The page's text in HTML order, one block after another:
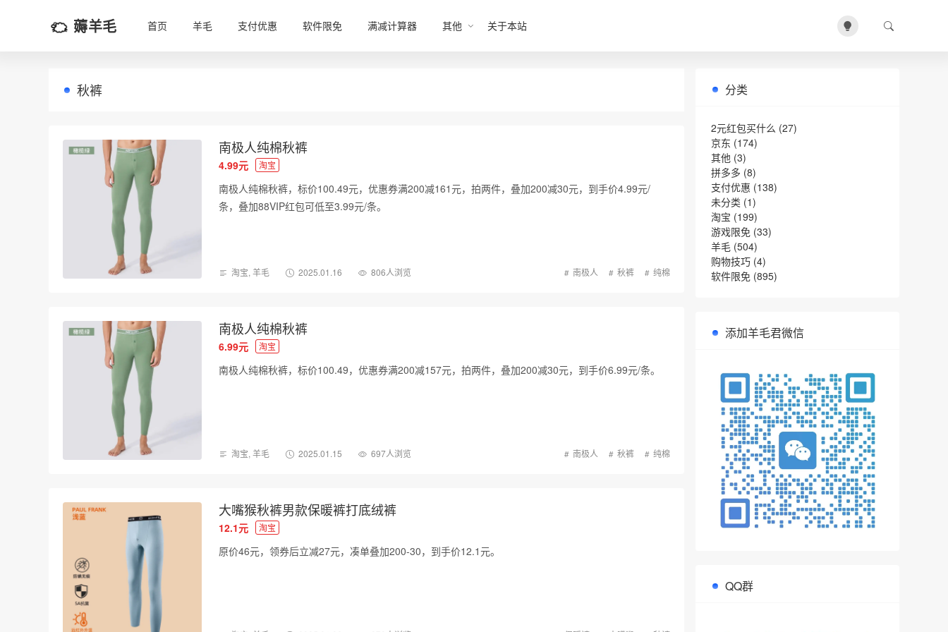
薅羊毛 首页 羊毛 支付优惠 软件限免 满减计算器 其他 关于本站
秋裤
南极人纯棉秋裤
4.99元 淘宝
南极人纯棉秋裤，标价100.49元，优惠券满200减161元，拍两件，叠加200减30元，到手价4.99元/
条，叠加88VIP红包可低至3.99元/条。
淘宝,羊毛 2025.01.16 806人浏览 南极人 秋裤 纯棉
南极人纯棉秋裤
6.99元 淘宝
南极人纯棉秋裤，标价100.49，优惠券满200减157元，拍两件，叠加200减30元，到手价6.99元/条。
淘宝,羊毛 2025.01.15 697人浏览 南极人 秋裤 纯棉
大嘴猴秋裤男款保暖裤打底绒裤
12.1元 淘宝
原价46元，领券后立减27元，凑单叠加200-30，到手价12.1元。
分类
2元红包买什么 (27)
京东 (174)
其他(3)
拼多多 (8)
支付优惠 (138)
未分类 (1)
淘宝 (199)
游戏限免(33)
羊毛(504)
购物技巧(4)
软件限免(895)
添加羊毛君微信
QQ群